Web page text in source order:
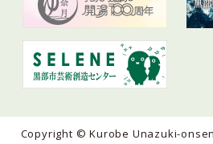
Copyright © Kurobe Unazuki-